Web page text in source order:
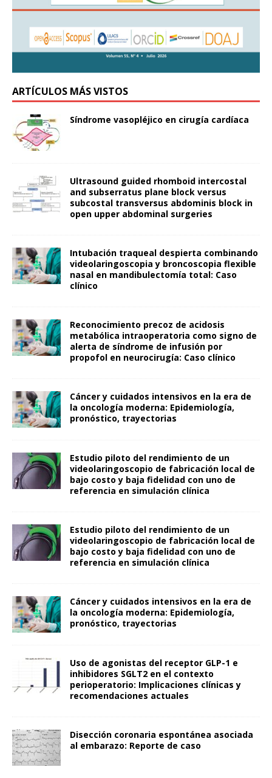
ARTÍCULOS MÁS VISTOS
Síndrome vasopléjico en cirugía cardíaca
Ultrasound guided rhomboid intercostal
and subserratus plane block versus
subcostal transversus abdominis block in
open upper abdominal surgeries
Intubación traqueal despierta combinando
videolaringoscopia y broncoscopia flexible
nasal en mandibulectomía total: Caso
clínico
Reconocimiento precoz de acidosis
metabólica intraoperatoria como signo de
alerta de síndrome de infusión por
propofol en neurocirugía: Caso clínico
Cáncer y cuidados intensivos en la era de
la oncología moderna: Epidemiología,
pronóstico, trayectorias
Estudio piloto del rendimiento de un
videolaringoscopio de fabricación local de
bajo costo y baja fidelidad con uno de
referencia en simulación clínica
Estudio piloto del rendimiento de un
videolaringoscopio de fabricación local de
bajo costo y baja fidelidad con uno de
referencia en simulación clínica
Cáncer y cuidados intensivos en la era de
la oncología moderna: Epidemiología,
pronóstico, trayectorias
Uso de agonistas del receptor GLP-1 e
inhibidores SGLT2 en el contexto
perioperatorio: Implicaciones clínicas y
recomendaciones actuales
Disección coronaria espontánea asociada
al embarazo: Reporte de caso